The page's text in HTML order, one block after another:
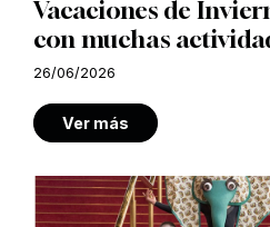
Vacaciones de
con muchas
26/06/2026
Ver más